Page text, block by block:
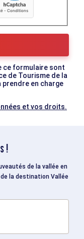
ce formulaire sont
de Tourisme de la
prendre en charge
et vos droits.
!
de la vallée en
la destination Vallée